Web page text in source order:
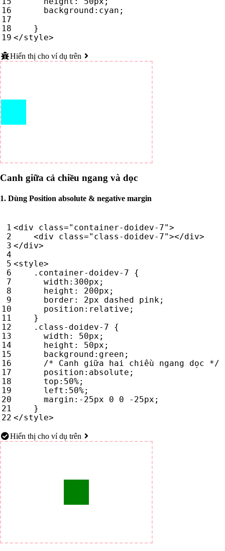
background : cyan ;
}
</style>
Hiển thị cho ví dụ trên
Canh giữa cả chiều ngang và dọc
1. Dùng Position absolute & negative margin
<div class="container-doidev-7">
<div class="class-doidev-7"></div>
</div>
<style>
. container-doidev-7
{
width : 300px ;
height : 200px ;
border : 2px dashed pink;
position : relative ;
}
. class-doidev-7
{
width : 50px ;
height : 50px ;
background : green ;
/* Canh giữa hai chiều ngang dọc */
position : absolute ;
top : 50%;
left : 50%;
margin : -25px 0 0 -25px ;
}
</style>
Hiển thị cho ví dụ trên